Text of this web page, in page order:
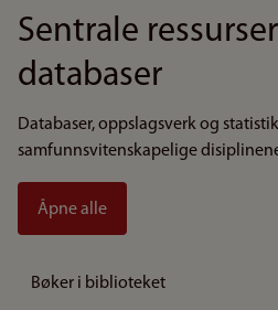
Sentrale
databaser
Databaser, oppslagsverk og
samfunnsvitenskapelige
Åpne alle
Bøker i biblioteket